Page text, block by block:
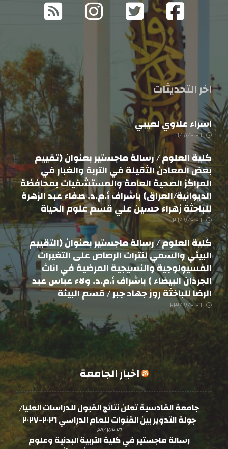
اخر التحديثات
اسراء علاوي لعيبي
٠٦/٠٨/٢٠٢٦
كلية العلوم / رسالة ماجستير بعنوان (تقييم
بعض المعادن الثقيلة في التربة والغبار في
المراكز الصحية العامة والمستشفيات بمحافظة
الديوانية/العراق) باشراف أ.م.د. صفاء عبد الزهرة
للباحثة زهراء حسين علي قسم علوم الحياة
٢٦/٠٧/٢٠٢٦
كلية العلوم / رسالة ماجستير بعنوان (التقييم
البيئي والسمي لنترات الرصاص على التغيرات
الفسيولوجية والنسيجية المرضية في اناث
الجرذان البيضاء ) باشراف أ.م.د. ولاء عباس عبد
الرضا للباخثة روز جهاد جبر / قسم البيئة
٢٣/٠٧/٢٠٢٦
اخبار الجامعة
جامعة القادسية تعلن نتائج القبول للدراسات العليا/
جولة التدوير بين القنوات للعام الدراسي ٢٠٢٦-٢٠٢٧
٣١/٠٧/٢٠٢٦
رسالة ماجستير في كلية التربية البدنية وعلوم